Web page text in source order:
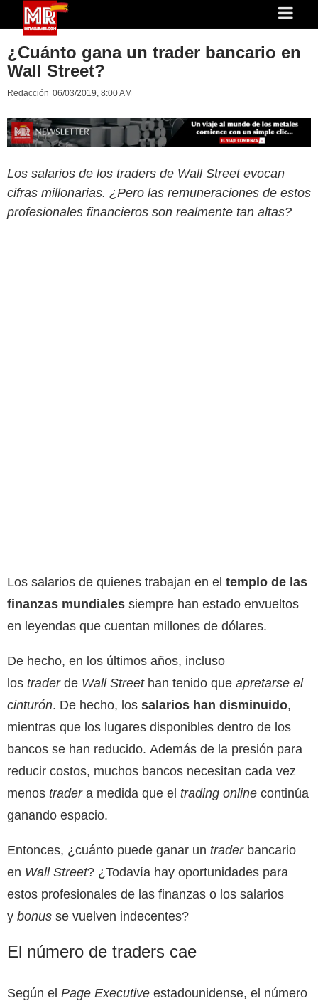
¿Cuánto gana un trader bancario en
Wall Street?
Redacción 06/03/2019, 8:00 AM
Los salarios de los traders de Wall Street evocan
cifras millonarias. ¿Pero las remuneraciones de estos
profesionales financieros son realmente tan altas?
Los salarios de quienes trabajan en el templo de las
finanzas mundiales siempre han estado envueltos
en leyendas que cuentan millones de dólares.
De hecho, en los últimos años, incluso
los traderde Wall Streethan tenido que apretarse el
cinturón. De hecho, los salarios han disminuido,
mientras que los lugares disponibles dentro de los
bancos se han reducido. Además de la presión para
reducir costos, muchos bancos necesitan cada vez
menos trader a medida que el trading online continúa
ganando espacio.
Entonces, ¿cuánto puede ganar un traderbancario
en Wall Street? ¿Todavía hay oportunidades para
estos profesionales de las finanzas o los salarios
y bonus se vuelven indecentes?
El número de traders cae
Según el Page Executive estadounidense, el número